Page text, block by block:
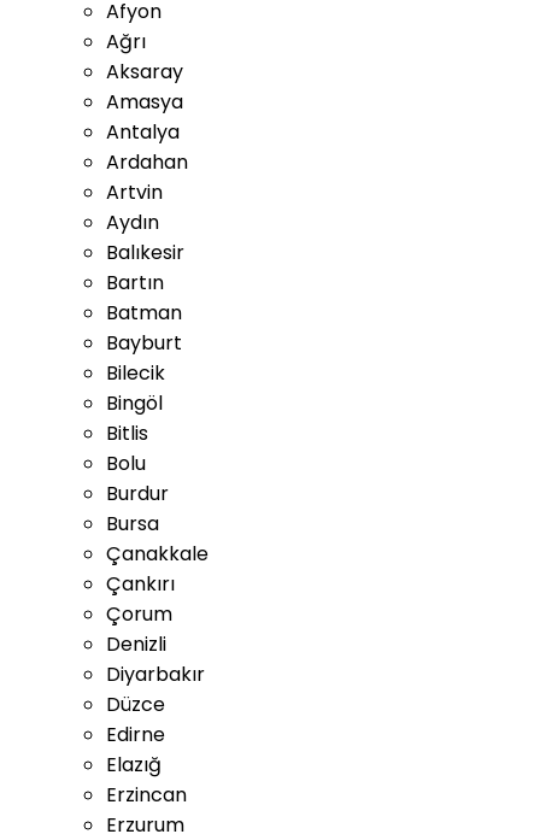
Afyon
Ağrı
Aksaray
Amasya
Antalya
Ardahan
Artvin
Aydın
Balıkesir
Bartın
Batman
Bayburt
Bilecik
Bingöl
Bitlis
Bolu
Burdur
Bursa
Çanakkale
Çankırı
Çorum
Denizli
Diyarbakır
Düzce
Edirne
Elazığ
Erzincan
Erzurum